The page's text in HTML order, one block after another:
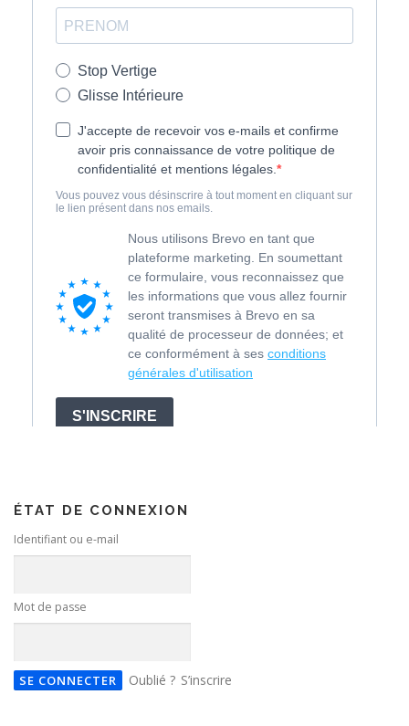
ÉTAT DE CONNEXION
Identifiant ou e-mail
Mot de passe
Oublié ? S’inscrire